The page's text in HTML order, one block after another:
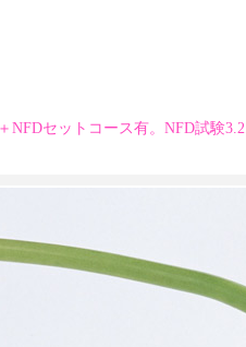
セットコース有。NFD試験